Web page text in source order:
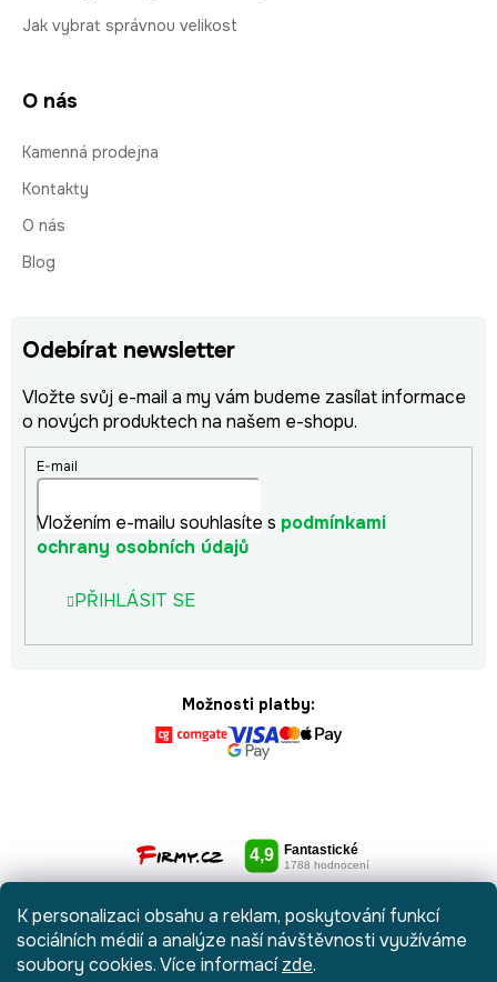
K personalizaci obsahu a reklam, poskytování funkcí
sociálních médií a analýze naší návštěvnosti využíváme
soubory cookies. Více informacízde.
Jak vybrat správnou velikost
O nás
Kamenná prodejna
Kontakty
O nás
Blog
Odebírat newsletter
Vložte svůj e-mail a my vám budeme zasílat informace
o nových produktech na našem e-shopu.
E-mail
Vložením e-mailu souhlasíte s podmínkami
ochrany osobních údajů
PŘIHLÁSIT SE
Možnosti platby: